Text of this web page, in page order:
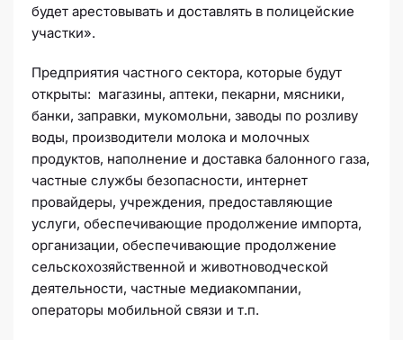
будет арестовывать и доставлять в полицейские
участки».
Предприятия частного сектора, которые будут
открыты: магазины, аптеки, пекарни, мясники,
банки, заправки, мукомольни, заводы по розливу
воды, производители молока и молочных
продуктов, наполнение и доставка балонного газа,
частные службы безопасности, интернет
провайдеры, учреждения, предоставляющие
услуги, обеспечивающие продолжение импорта,
организации, обеспечивающие продолжение
сельскохозяйственной и животноводческой
деятельности, частные медиакомпании,
операторы мобильной связи и т.п.